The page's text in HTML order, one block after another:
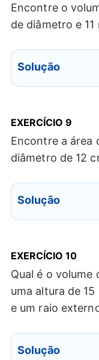
Encontre o
de diâmetro e 11
Solução
EXERCÍCIO 9
Encontre a área
diâmetro de 12
Solução
EXERCÍCIO 10
Qual é o volume
uma altura de
e um raio
Solução